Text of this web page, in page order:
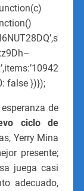
false })});
de
ciclo de
Yerry Mina
presente;
juega casi
adecuado,